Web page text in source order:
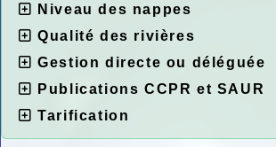
Niveau des nappes
Qualité des rivières
Gestion directe ou déléguée
Publications CCPR et SAUR
Tarification